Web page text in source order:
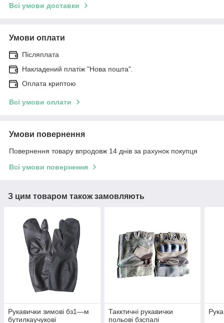
Всі умови доставки
Умови оплати
Післяплата
Накладений платіж "Нова пошта".
Оплата криптою
Всі умови оплати
Умови повернення
Повернення товару впродовж 14 днів за рахунок покупця
Всі умови повернення
З цим товаром також замовляють
Рукавички зимові бз1—м
бутилкаучукові
Такктичні рукавички
польові бзспалі